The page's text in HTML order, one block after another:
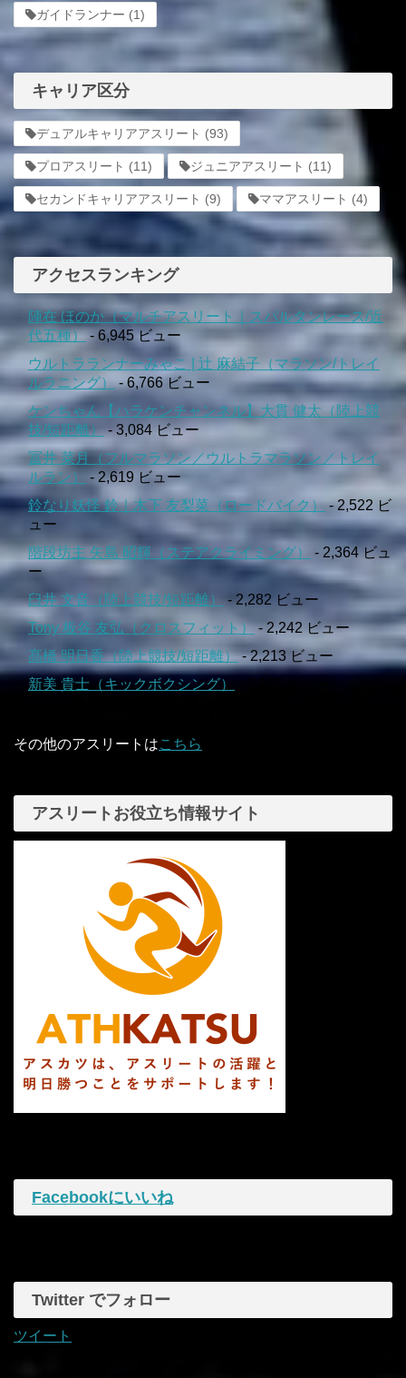
ガイドランナー (1)
キャリア区分
デュアルキャリアアスリート (93)
プロアスリート (11) ジュニアアスリート (11)
セカンドキャリアアスリート (9) ママアスリート (4)
アクセスランキング
陣在 ほのか（マルチアスリート｜スパルタンレース/近
代五種）- 6,945 ビュー
ウルトラランナーみゃこ | 辻 麻結子（マラソン/トレイ
ルラニング）- 6,766 ビュー
ケンちゃん【ハラケンチャンネル】大貫 健太（陸上競
技/短距離）- 3,084 ビュー
冨井 菜月（フルマラソン／ウルトラマラソン／トレイ
ルラン）
- 2,619 ビュー
鈴なり妖怪 鈴｜木下 友梨菜（ロードバイク）- 2,522 ビ
ュー
階段坊主 矢島 昭輝（ステアクライミング）
- 2,364 ビュ
ー
臼井 文音（陸上競技/短距離）
- 2,282 ビュー
Tony 板谷 友弘（クロスフィット）- 2,242 ビュー
髙橋 明日香（陸上競技/短距離）- 2,213 ビュー
新美 貴士（キックボクシング）
その他のアスリートはこちら
アスリートお役立ち情報サイト
Facebookにいいね
Twitter でフォロー
ツイート